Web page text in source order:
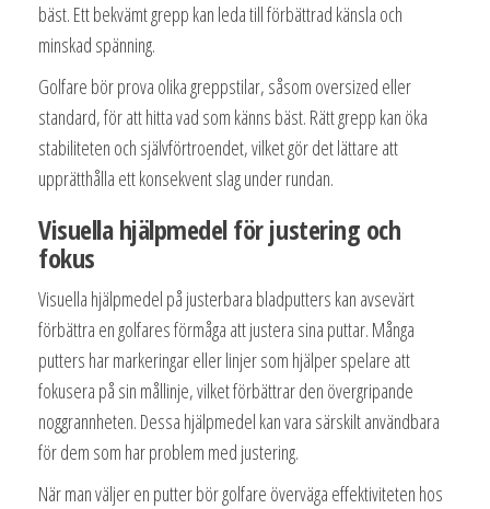
bäst. Ett bekvämt grepp kan leda till förbättrad känsla och
minskad spänning.
Golfare bör prova olika greppstilar, såsom oversized eller
standard, för att hitta vad som känns bäst. Rätt grepp kan öka
stabiliteten och självförtroendet, vilket gör det lättare att
upprätthålla ett konsekvent slag under rundan.
Visuella hjälpmedel för justering och
fokus
Visuella hjälpmedel på justerbara bladputters kan avsevärt
förbättra en golfares förmåga att justera sina puttar. Många
putters har markeringar eller linjer som hjälper spelare att
fokusera på sin mållinje, vilket förbättrar den övergripande
noggrannheten. Dessa hjälpmedel kan vara särskilt användbara
för dem som har problem med justering.
När man väljer en putter bör golfare överväga effektiviteten hos